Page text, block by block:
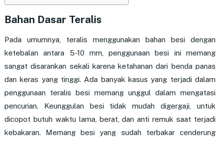
Bahan Dasar Teralis
Pada umumnya, teralis menggunakan bahan besi dengan
ketebalan antara 5-10 mm, penggunaan besi ini memang
sangat disarankan sekali karena ketahanan dari benda panas
dan keras yang tinggi. Ada banyak kasus yang terjadi dalam
penggunaan teralis besi memang unggul dalam mengatasi
pencurian. Keunggulan besi tidak mudah digergaji, untuk
dicopot butuh waktu lama, berat, dan anti remuk saat terjadi
kebakaran. Memang besi yang sudah terbakar cenderung